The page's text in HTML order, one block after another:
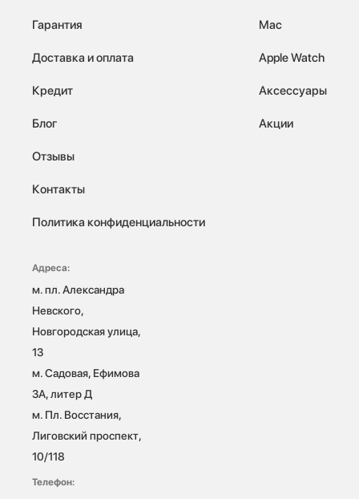
Гарантия
Доставка и оплата
Кредит
Блог
Отзывы
Контакты
Политика конфиденциальности
Mac
Apple Watch
Аксессуары
Акции
Адреса:
м. пл. Александра
Невского,
Новгородская улица,
13
м. Садовая, Ефимова
3А, литер Д
м. Пл. Восстания,
Лиговский проспект,
10/118
Телефон: